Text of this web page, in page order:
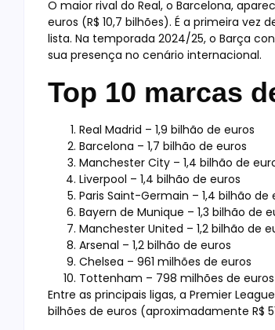
O maior rival do Real, o Barcelona,
euros (R$ 10,7 bilhões). É a primeira vez
lista. Na temporada 2024/25, o Barça
sua presença no cenário internacional.
Top 10 marcas
Real Madrid – 1,9 bilhão de euros
Barcelona – 1,7 bilhão de euros
Manchester City – 1,4 bilhão de
Liverpool – 1,4 bilhão de euros
Paris Saint-Germain – 1,4 bilhão de
Bayern de Munique – 1,3 bilhão de
Manchester United – 1,2 bilhão de
Arsenal – 1,2 bilhão de euros
Chelsea – 961 milhões de euros
Tottenham – 798 milhões de euros
Entre as principais ligas, a Premier
bilhões de euros (aproximadamente R$